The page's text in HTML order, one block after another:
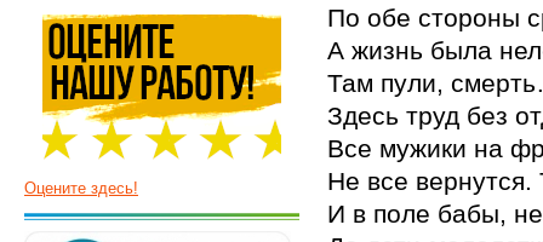
По обе стороны
А жизнь была
Там пули,
Здесь труд без
Все мужики на
Не все вернутся.
И в поле бабы,
Оцените здесь!